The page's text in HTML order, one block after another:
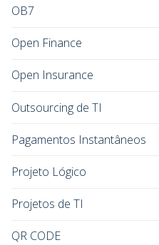
OB7
Open Finance
Open Insurance
Outsourcing de TI
Pagamentos Instantâneos
Projeto Lógico
Projetos de TI
QR CODE